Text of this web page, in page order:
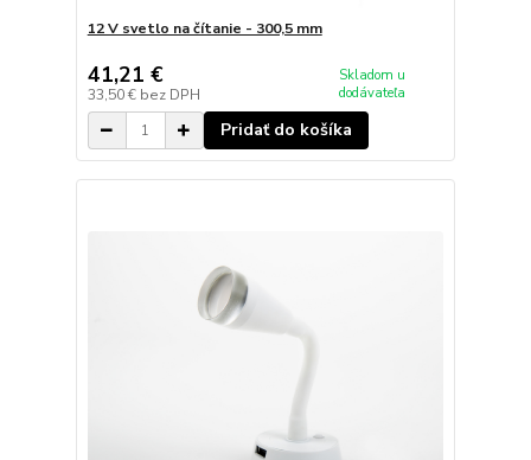
12 V svetlo na čítanie - 300,5 mm
41,21 €
33,50 € bez DPH
Skladom u
dodávateľa
Pridať do košíka